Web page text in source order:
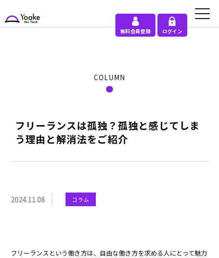
無料会員登録 ログイン
フリーランスは孤独？孤独と感じてしま
う理由と解消法をご紹介
COLUMN
2024.11.08 コラム
フリーランスという働き方は、自由な働き方を求める人にとって魅力